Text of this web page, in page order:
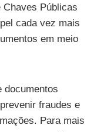
Públicas
cada vez mais
em meio
documentos
fraudes e
Para mais